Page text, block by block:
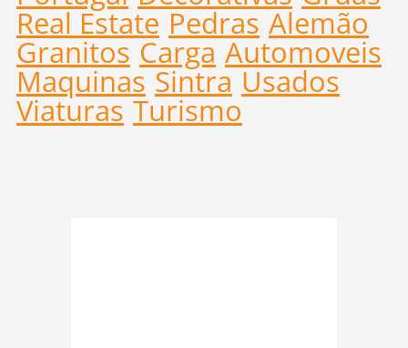
Real Estate Pedras Alemão
Granitos Carga Automoveis
Maquinas Sintra Usados
Viaturas Turismo